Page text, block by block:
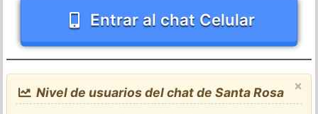
Entrar al chat Celular
×
Nivel de usuarios del chat de Santa Rosa